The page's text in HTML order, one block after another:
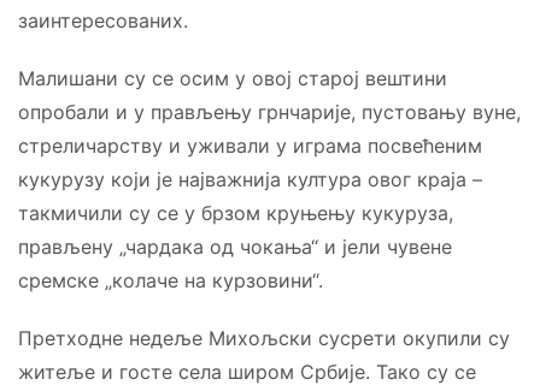
заинтересованих.
Малишани су се осим у овој старој вештини
опробали и у прављењу грнчарије, пустовању вуне,
стреличарству и уживали у играма посвећеним
кукурузу који је најважнија култура овог краја –
такмичили су се у брзом круњењу кукуруза,
прављену „чардака од чокања“ и јели чувене
сремске „колаче на курзовини“.
Претходне недеље Михољски сусрети окупили су
житеље и госте села широм Србије. Тако су се